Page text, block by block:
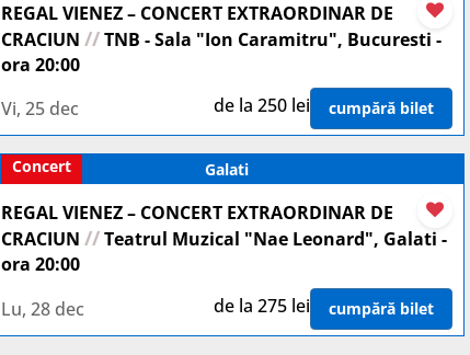
REGAL VIENEZ – CONCERT EXTRAORDINAR DE
CRACIUN //TNB - Sala "Ion Caramitru", Bucuresti -
ora 20:00
Vi, 25 dec
de la 250 lei cumpără bilet
Galati
Concert
REGAL VIENEZ – CONCERT EXTRAORDINAR DE
CRACIUN //Teatrul Muzical "Nae Leonard", Galati -
ora 20:00
Lu, 28 dec
de la 275 lei cumpără bilet